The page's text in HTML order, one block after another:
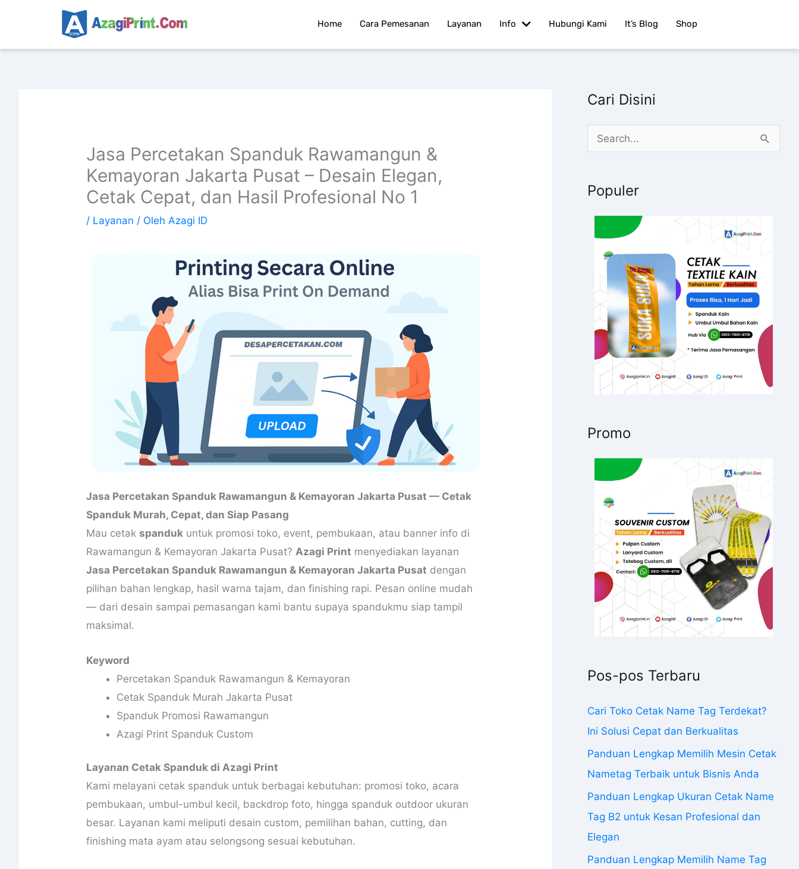
Home Cara Pemesanan Layanan Info Hubungi Kami It’s Blog Shop
Jasa Percetakan Spanduk Rawamangun &
Kemayoran Jakarta Pusat – Desain Elegan,
Cetak Cepat, dan Hasil Profesional No 1
/ Layanan / Oleh Azagi ID
Jasa Percetakan Spanduk Rawamangun & Kemayoran Jakarta Pusat — Cetak
Spanduk Murah, Cepat, dan Siap Pasang
Mau cetakspanduk untuk promosi toko, event, pembukaan, atau banner info di
Rawamangun & Kemayoran Jakarta Pusat?Azagi Print menyediakan layanan
Jasa Percetakan Spanduk Rawamangun & Kemayoran Jakarta Pusat dengan
pilihan bahan lengkap, hasil warna tajam, dan finishing rapi. Pesan online mudah
— dari desain sampai pemasangan kami bantu supaya spandukmu siap tampil
maksimal.
Keyword
Percetakan Spanduk Rawamangun & Kemayoran
Cetak Spanduk Murah Jakarta Pusat
Spanduk Promosi Rawamangun
Azagi Print Spanduk Custom
Layanan Cetak Spanduk di Azagi Print
Kami melayani cetak spanduk untuk berbagai kebutuhan: promosi toko, acara
pembukaan, umbul-umbul kecil, backdrop foto, hingga spanduk outdoor ukuran
besar. Layanan kami meliputi desain custom, pemilihan bahan, cutting, dan
finishing mata ayam atau selongsong sesuai kebutuhan.
Cari Disini
rPopuler
Promo
Pos-pos Terbaru
Cari Toko Cetak Name Tag Terdekat?
Ini Solusi Cepat dan Berkualitas
Panduan Lengkap Memilih Mesin Cetak
Nametag Terbaik untuk Bisnis Anda
Panduan Lengkap Ukuran Cetak Name
Tag B2 untuk Kesan Profesional dan
Elegan
Panduan Lengkap Memilih Name Tag